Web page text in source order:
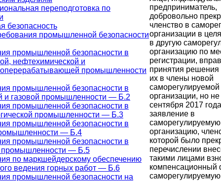
переподготовка по
безопасность
промышленной безопасности
промышленной безопасности в
нефтехимической и
промышленности
промышленной безопасности в
и газовой промышленности — Б.2
промышленной безопасности в
промышленности — Б.3
промышленной безопасности в
— Б.4
промышленной безопасности в
промышленности — Б.5
по маркшейдерскому обеспечению
ведения горных работ — Б.6
промышленной безопасности на
предприниматель,
добровольно
членство в
организации в
в другую
организацию по
регистрации,
принятия
их в члены новой
саморегулируемой
организации, но
сентября 2017
заявление в
саморегулируемую
организацию,
которой было
перечислении
такими лицами
компенсационный
саморегулируемую